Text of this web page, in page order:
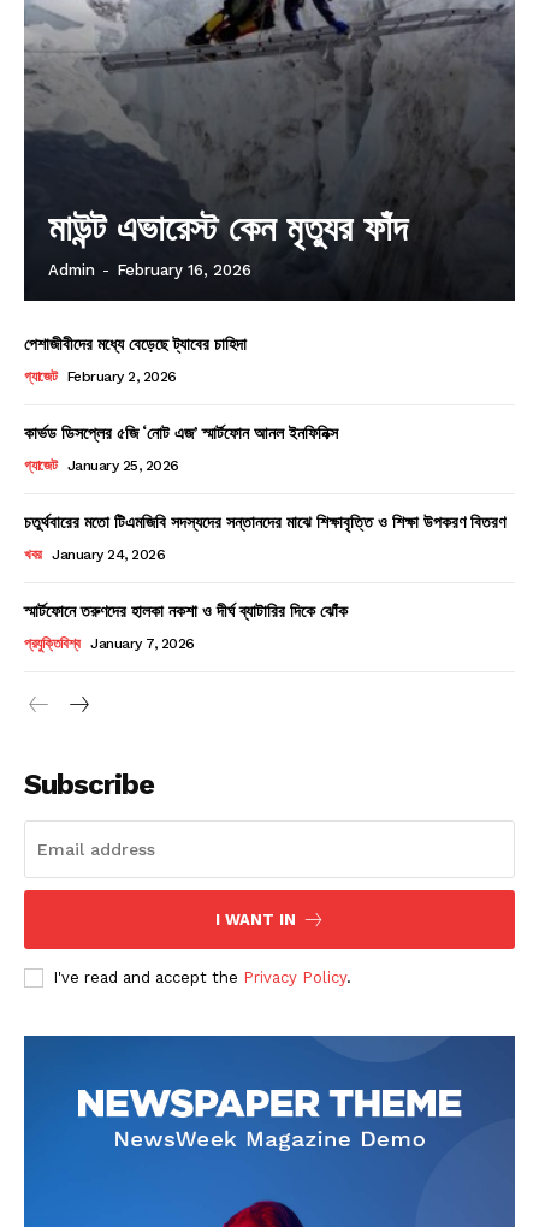
Company
About
Subscription Plans
My account
মাউন্ট এভারেস্ট কেন মৃত্যুর ফাঁদ
Admin - February 16, 2026
পেশাজীবীদের মধ্যে বেড়েছে ট্যাবের চাহিদা
গ্যাজেট February 2, 2026
কার্ভড ডিসপ্লের ৫জি ‘নোট এজ’ স্মার্টফোন আনল ইনফিনিক্স
গ্যাজেট January 25, 2026
চতুর্থবারের মতো টিএমজিবি সদস্যদের সন্তানদের মাঝে শিক্ষাবৃত্তি ও শিক্ষা উপকরণ বিতরণ
খবর January 24, 2026
স্মার্টফোনে তরুণদের হালকা নকশা ও দীর্ঘ ব্যাটারির দিকে ঝোঁক
প্রযুক্তিবিশ্ব January 7, 2026
Subscribe
I WANT IN
I've read and accept the Privacy Policy.